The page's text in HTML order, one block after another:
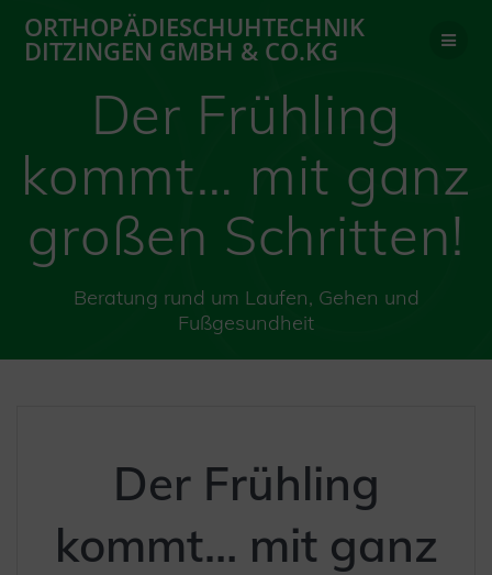
Inhalt
springen
ORTHOPÄDIESCHUHTECHNIK
DITZINGEN GMBH & CO.KG
Der Frühling
kommt… mit ganz
großen Schritten!
Beratung rund um Laufen, Gehen und
Fußgesundheit
Der Frühling
kommt… mit ganz